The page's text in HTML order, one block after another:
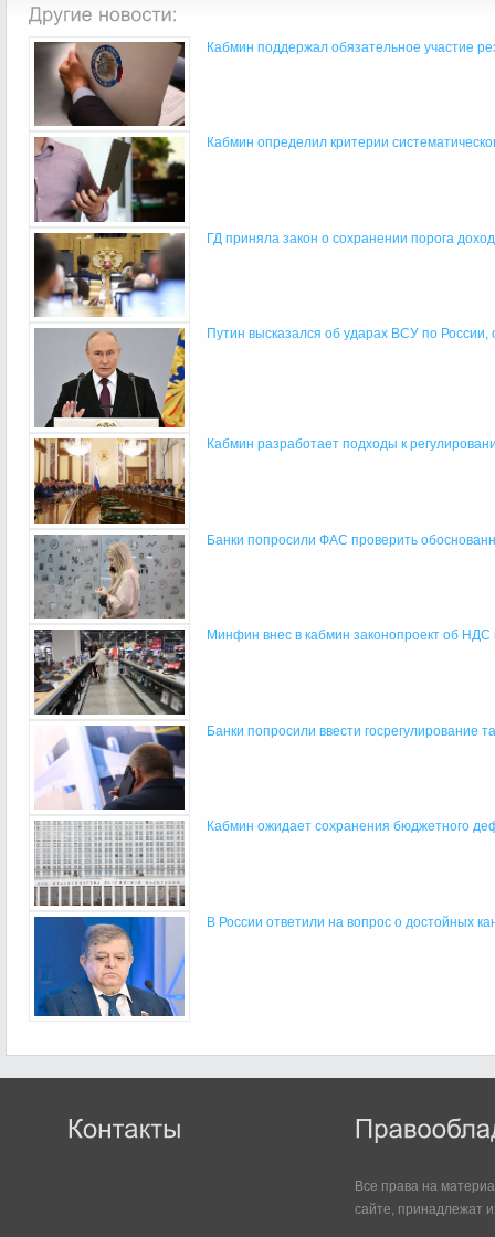
Кабмин поддержал обязательное участие
Кабмин определил критерии
ГД приняла закон о сохранении порога
Путин высказался об ударах ВСУ по России,
Кабмин разработает подходы к
Банки попросили ФАС проверить
Минфин внес в кабмин законопроект об НДС
Банки попросили ввести госрегулирование
Кабмин ожидает сохранения бюджетного
В России ответили на вопрос о достойных
Все права на
сайте, принадлежат